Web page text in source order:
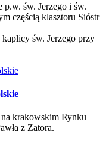
p.w. św. Jerzego i św.
częścią klasztoru Sióstr
św. Jerzego przy
krakowskim Rynku
z Zatora.